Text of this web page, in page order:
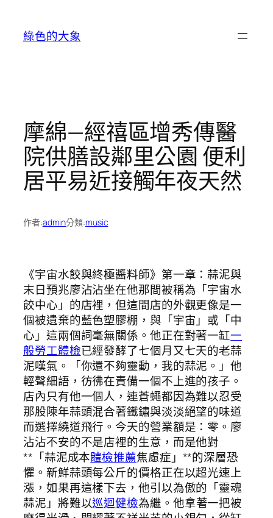
綠色的大象
摩綿—經禧區增秀傳醫
院供膳設鄰里公園 便利
居平易近接觸年夜天然
作者:admin分類:music
《宇宙水餃與終極醬料師》第一章：蒜泥與
末日預兆廖沾沾坐在他那間被稱為「宇宙水
餃中心」的店裡，但這間店的外觀更像是一
個被遺棄的藍色塑膠棚，與「宇宙」或「中
心」這兩個詞毫無關係。他正在對著一缸一
般勞工體檢已經發酵了七個月又七天的老蒜
泥嘆氣。「你還不夠靈動，我的蒜泥。」他
輕聲細語，彷彿在責備一個不上進的孩子。
店內只有他一個人，連蒼蠅都因為難以忍受
那股陳年蒜頭混合著鐵鏽與淡淡絕望的味道
而選擇繞道飛行。今天的營業額是：零。廖
沾沾不安的不是店裡的生意，而是他對
**「蒜泥成本體檢推薦焦慮症」**的深層恐
懼。新鮮蒜頭每公斤的價格正在以超光速上
漲，如果再這樣下去，他引以為傲的「靈魂
蒜泥」將難以巡迴健檢為繼。他拿著一把被